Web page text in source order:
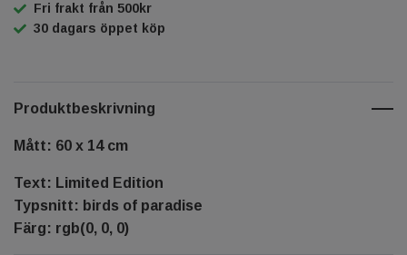
Fri frakt från 500kr
30 dagars öppet köp
Produktbeskrivning
Mått: 60 x 14 cm
Text: Limited Edition
Typsnitt: birds of paradise
Färg: rgb(0, 0, 0)